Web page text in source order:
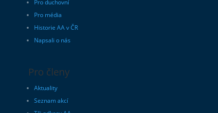
Pro duchovní
Pro média
Historie AA v ČR
Napsali o nás
Pro členy
Aktuality
Seznam akcí